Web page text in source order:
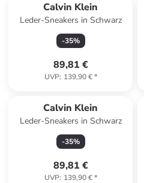
Calvin Klein
Leder-Sneakers in Schwarz
-35%
89,81 €
UVP: 139,90 €*
Calvin Klein
Leder-Sneakers in Schwarz
-35%
89,81 €
UVP: 139,90 €*